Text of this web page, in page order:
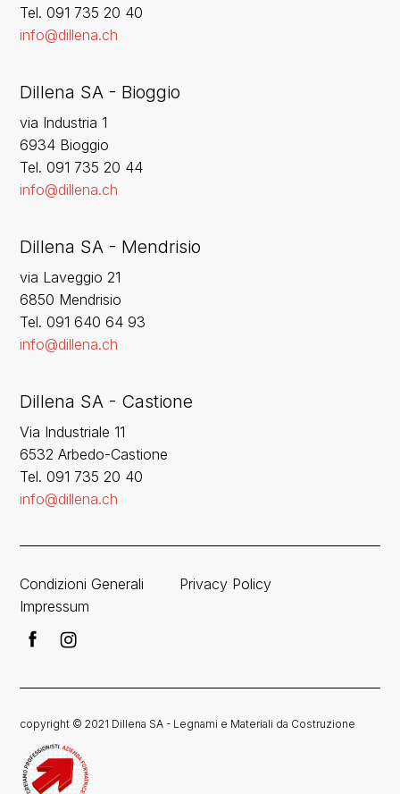
‍Tel. 091 735 20 40
info@dillena.ch
Dillena SA - Bioggio
via Industria 1
6934 Bioggio
Tel. 091 735 20 44
info@dillena.ch
Dillena SA - Mendrisio
via Laveggio 21
6850 Mendrisio
Tel. 091 640 64 93
info@dillena.ch
Dillena SA - Castione
Via Industriale 11
6532 Arbedo-Castione
Tel. 091 735 20 40
info@dillena.ch
Condizioni Generali
Privacy Policy
Impressum
copyright © 2021 Dillena SA - Legnami e Materiali da Costruzione